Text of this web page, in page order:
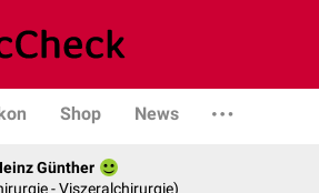
Shop News
Günther
- Viszeralchirurgie)